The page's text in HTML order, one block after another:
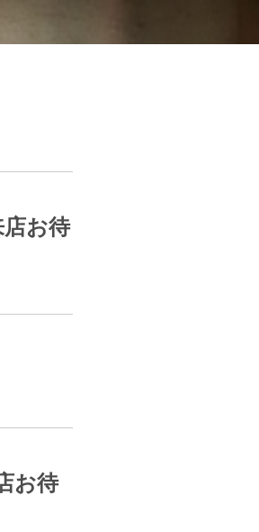
お待
お待